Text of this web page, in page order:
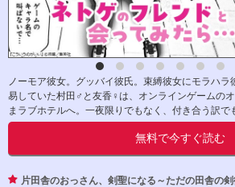
ノーモア彼女。グッバイ彼氏。束縛彼女にモラハ
易していた村田♂と友香♀は、オンラインゲームの
まラブホテルへ。一夜限りでもなく、付き合う訳で
無料で今すぐ読む
片田舎のおっさん、剣聖になる～ただの田舎の